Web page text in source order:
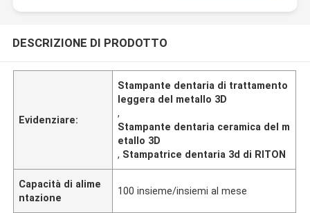
DESCRIZIONE DI PRODOTTO
Evidenziare:
Stampante dentaria di trattamento
leggera del metallo 3D
,
Stampante dentaria ceramica del m
etallo 3D
, Stampatrice dentaria 3d di RITON
Capacità di alime
ntazione
100 insieme/insiemi al mese